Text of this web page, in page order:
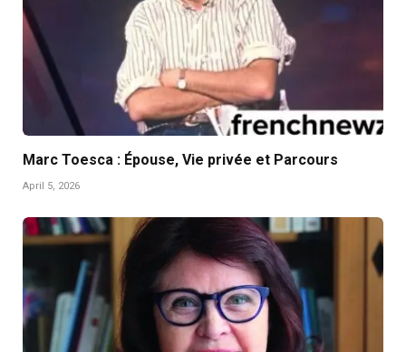
Marc Toesca : Épouse, Vie privée et Parcours
April 5, 2026